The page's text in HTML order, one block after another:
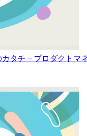
タチ – プロダクト